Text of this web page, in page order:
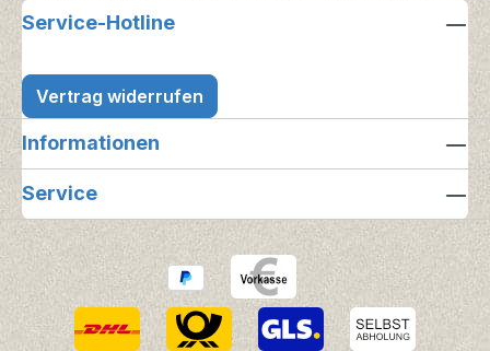
Service-Hotline
Vertrag widerrufen
Informationen
Service